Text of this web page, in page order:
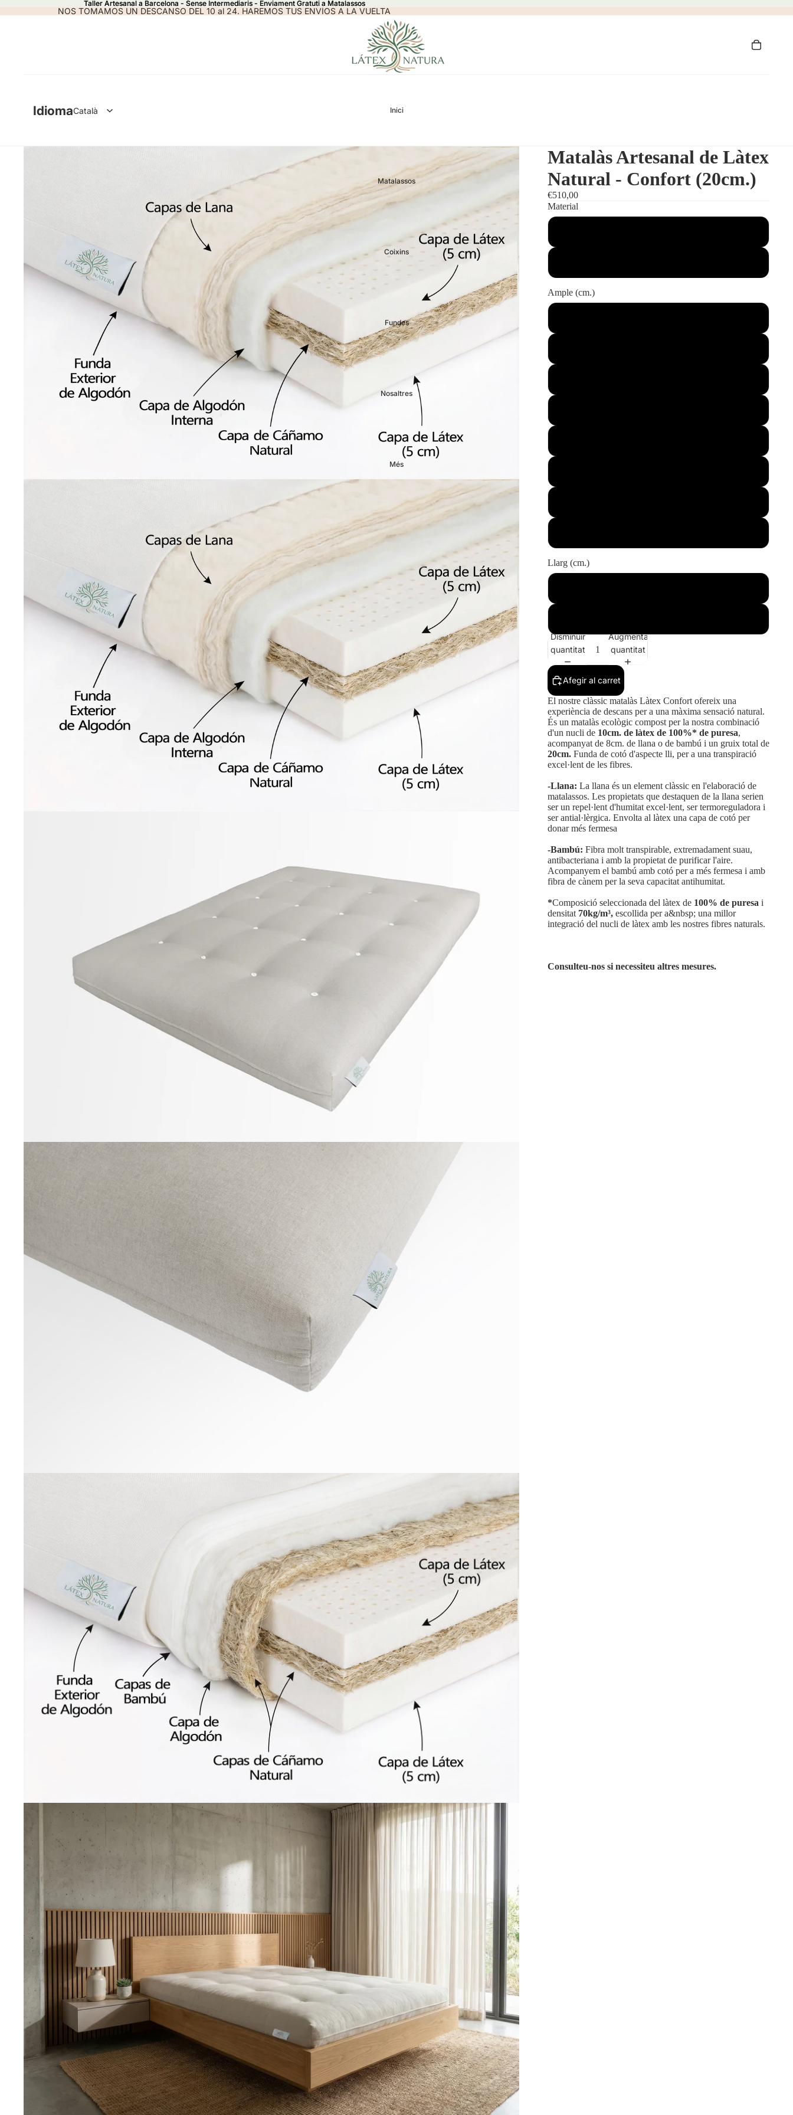
Taller Artesanal a Barcelona - Sense Intermediaris - Enviament Gratuti a Matalassos
Taller Artesanal a Barcelona - Sense Intermediaris - Enviament Gratuti a Matalassos
NOS TOMAMOS UN DESCANSO DEL 10 al 24. HAREMOS TUS ENVÍOS A LA VUELTA
Idioma Inici
Matalassos
Coixins
Fundes
Nosaltres
Més
Matalàs Artesanal de Làtex
Natural - Confort (20cm.)
€510,00
Material
Ample (cm.)
Llarg (cm.)
Disminuir
quantitat
Augmentar
quantitat
Afegir al carret
El nostre clàssic matalàs Làtex Confort ofereix una
experiència de descans per a una màxima sensació natural.
És un matalàs ecològic compost per la nostra combinació
d'un nucli de 10cm. de làtex de 100%* de puresa,
acompanyat de 8cm. de llana o de bambú i un gruix total de
20cm. Funda de cotó d'aspecte lli, per a una transpiració
excel·lent de les fibres.
-Llana: La llana és un element clàssic en l'elaboració de
matalassos. Les propietats que destaquen de la llana serien
ser un repel·lent d'humitat excel·lent, ser termoreguladora i
ser antial·lèrgica. Envolta al làtex una capa de cotó per
donar més fermesa
-Bambú: Fibra molt transpirable, extremadament suau,
antibacteriana i amb la propietat de purificar l'aire.
Acompanyem el bambú amb cotó per a més fermesa i amb
fibra de cànem per la seva capacitat antihumitat.
*Composició seleccionada del làtex de 100% de puresa i
densitat 70kg/m³, escollida per a&nbsp; una millor
integració del nucli de làtex amb les nostres fibres naturals.
Consulteu-nos si necessiteu altres mesures.